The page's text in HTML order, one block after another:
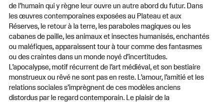
de l’humain qui y règne leur ouvre un autre abord du futur. Dans
les œuvres contemporaines exposées au Plateau et aux
Réserves, le retour à la terre, les paraboles magiques ou les
cabanes de paille, les animaux et insectes humanisés, enchantés
ou maléfiques, apparaissent tour à tour comme des fantasmes
ou des craintes dans un monde noyé d’incertitudes.
L’apocalypse, motif récurrent de l’art médiéval, et son bestiaire
monstrueux ou rêvé ne sont pas en reste. L’amour, l’amitié et les
relations sociales s’imprègnent de ces modèles anciens
distordus par le regard contemporain. Le plaisir de la